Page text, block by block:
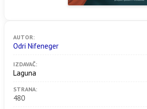
AUTOR:
Odri Nifeneger
IZDAVAČ:
Laguna
STRANA:
480